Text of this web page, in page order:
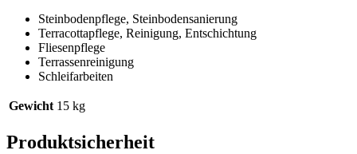
Steinbodenpflege, Steinbodensanierung
Terracottapflege, Reinigung, Entschichtung
Fliesenpflege
Terrassenreinigung
Schleifarbeiten
Gewicht 15 kg
Produktsicherheit